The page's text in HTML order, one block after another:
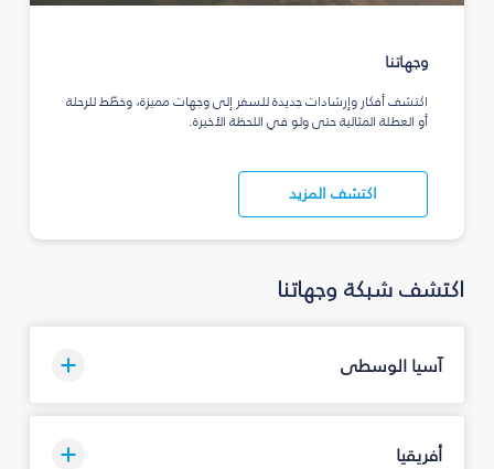
وجهاتنا
اكتشف أفكار وإرشادات جديدة للسفر إلى وجهات مميزة، وخطّط للرحلة
أو العطلة المثالية حتى ولو في اللحظة الأخيرة.
اكتشف المزيد
اكتشف شبكة وجهاتنا
آسيا الوسطى
أفريقيا